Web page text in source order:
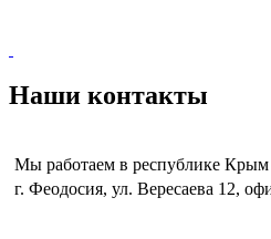
Наши контакты
Мы работаем в республике Крым
г. Феодосия, ул. Вересаева 12,